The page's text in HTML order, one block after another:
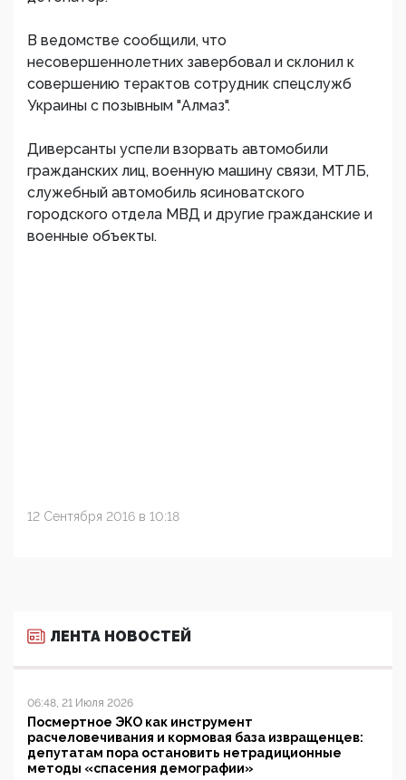
В ведомстве сообщили, что
несовершеннолетних завербовал и склонил к
совершению терактов сотрудник спецслужб
Украины с позывным "Алмаз".
Диверсанты успели взорвать автомобили
гражданских лиц, военную машину связи, МТЛБ,
служебный автомобиль ясиноватского
городского отдела МВД и другие гражданские и
военные объекты.
12 Сентября 2016 в 10:18
ЛЕНТА НОВОСТЕЙ
06:48, 21 Июля 2026
Посмертное ЭКО как инструмент
расчеловечивания и кормовая база извращенцев:
депутатам пора остановить нетрадиционные
методы «спасения демографии»